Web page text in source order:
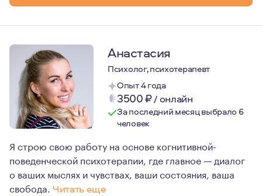
Анастасия
Психолог, психотерапевт
Опыт 4 года
3500₽/ онлайн
За последний месяц выбрало 6
человек
Я строю свою работу на основе когнитивной-
поведенческой психотерапии, где главное — диалог
о ваших мыслях и чувствах, ваши состояния, ваша
свобода. Читать еще